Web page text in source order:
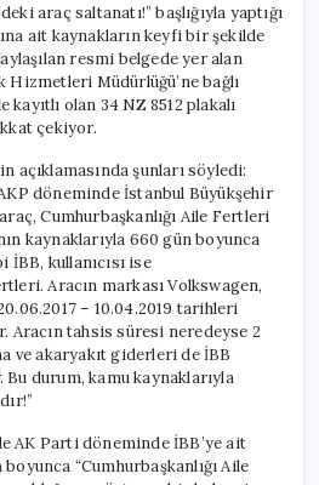
araç saltanatı!” başlığıyla yaptığı
ait kaynakların keyfi bir şekilde
resmi belgede yer alan
Müdürlüğü’ne bağlı
olan 34 NZ 8512 plakalı
çekiyor.
açıklamasında şunları söyledi:
döneminde İstanbul Büyükşehir
Cumhurbaşkanlığı Aile Fertleri
kaynaklarıyla 660 gün boyunca
İBB, kullanıcısı ise
Aracın markası Volkswagen,
– 10.04.2019 tarihleri
Aracın tahsis süresi neredeyse 2
ve akaryakıt giderleri de İBB
durum, kamu kaynaklarıyla
AK Parti döneminde İBB’ye ait
“Cumhurbaşkanlığı Aile